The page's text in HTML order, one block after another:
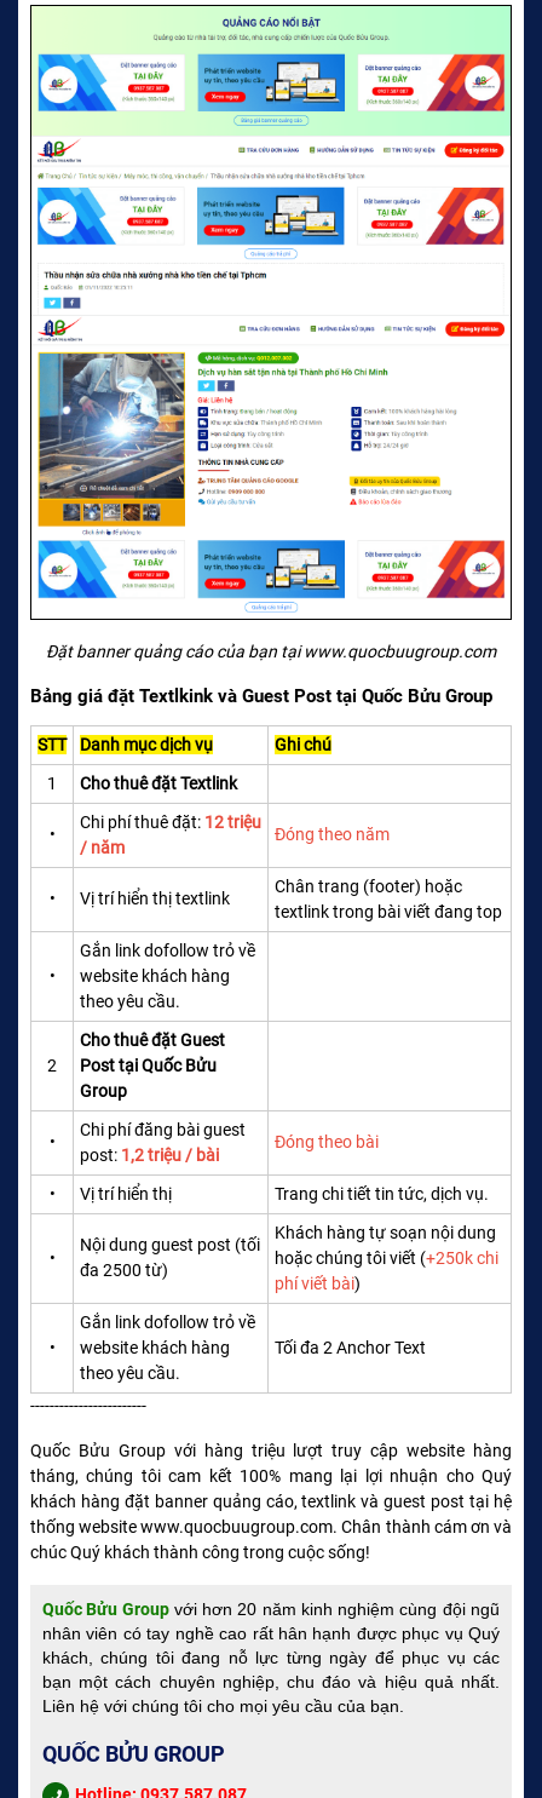
Đặt banner quảng cáo của bạn tại www.quocbuugroup.com
Bảng giá đặt Textlkink và Guest Post tại Quốc Bửu Group
STT Danh mục dịch vụ
Ghi chú
1
Cho thuê đặt Textlink
•
Chi phí thuê đặt: 12 triệu
/ năm
Đóng theo năm
• Vị trí hiển thị textlink
Chân trang (footer) hoặc
textlink trong bài viết đang top
•
Gắn link dofollow trỏ về
website khách hàng
theo yêu cầu.
2
Cho thuê đặt Guest
Post tại Quốc Bửu
Group
•
Chi phí đăng bài guest
post: 1,2 triệu / bài
Đóng theo bài
• Vị trí hiển thị Trang chi tiết tin tức, dịch vụ.
•
Nội dung guest post (tối
đa 2500 từ)
Khách hàng tự soạn nội dung
hoặc chúng tôi viết (+250k chi
phí viết bài)
•
Gắn link dofollow trỏ về
website khách hàng
theo yêu cầu.
Tối đa 2 Anchor Text
------------------------
Quốc Bửu Group với hàng triệu lượt truy cập website hàng
tháng, chúng tôi cam kết 100% mang lại lợi nhuận cho Quý
khách hàng đặt banner quảng cáo, textlink và guest post tại hệ
thống website www.quocbuugroup.com. Chân thành cám ơn và
chúc Quý khách thành công trong cuộc sống!
Quốc Bửu Groupvới hơn 20 năm kinh nghiệm cùng đội ngũ
nhân viên có tay nghề cao rất hân hạnh được phục vụ Quý
khách, chúng tôi đang nỗ lực từng ngày để phục vụ các
bạn một cách chuyên nghiệp, chu đáo và hiệu quả nhất.
Liên hệ với chúng tôi cho mọi yêu cầu của bạn.
QUỐC BỬU GROUP
Hotline: 0937.587.087